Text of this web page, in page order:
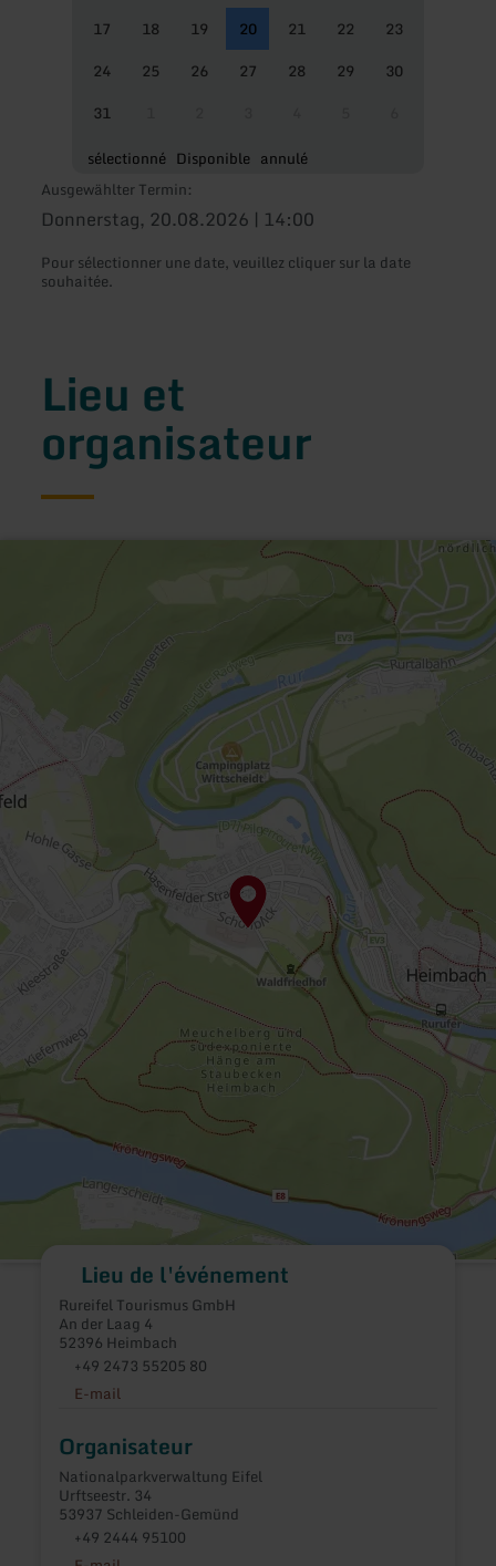
17
18 19 20 21 22
23
24
25 26 27 28 29
30
31
sélectionné Disponible annulé
Ausgewählter Termin:
Donnerstag, 20.08.2026 | 14:00
Pour sélectionner une date, veuillez cliquer sur la date
souhaitée.
Lieu et
organisateur
Lieu de l'événement
Rureifel Tourismus GmbH
An der Laag 4
52396 Heimbach
+49 2473 55205 80
E-mail
Organisateur
Nationalparkverwaltung Eifel
Urftseestr. 34
53937 Schleiden-Gemünd
+49 2444 95100